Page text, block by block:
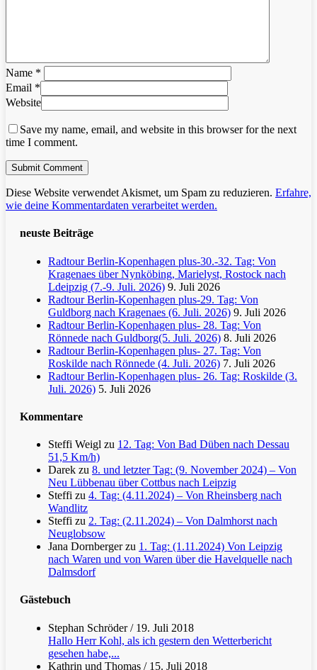
Name *
Email *
Website
Save my name, email, and website in this browser for the next
time I comment.
Diese Website verwendet Akismet, um Spam zu reduzieren. Erfahre,
wie deine Kommentardaten verarbeitet werden.
neuste Beiträge
Radtour Berlin-Kopenhagen plus-30.-32. Tag: Von
Kragenaes über Nynköbing, Marielyst, Rostock nach
Ldeipzig (7.-9. Juli. 2026) 9. Juli 2026
Radtour Berlin-Kopenhagen plus-29. Tag: Von
Guldborg nach Kragenaes (6. Juli. 2026) 9. Juli 2026
Radtour Berlin-Kopenhagen plus- 28. Tag: Von
Rönnede nach Guldborg(5. Juli. 2026) 8. Juli 2026
Radtour Berlin-Kopenhagen plus- 27. Tag: Von
Roskilde nach Rönnede (4. Juli. 2026) 7. Juli 2026
Radtour Berlin-Kopenhagen plus- 26. Tag: Roskilde (3.
Juli. 2026) 5. Juli 2026
Kommentare
Steffi Weigl zu 12. Tag: Von Bad Düben nach Dessau
51,5 Km/h)
Darek zu 8. und letzter Tag: (9. November 2024) – Von
Neu Lübbenau über Cottbus nach Leipzig
Steffi zu 4. Tag: (4.11.2024) – Von Rheinsberg nach
Wandlitz
Steffi zu 2. Tag: (2.11.2024) – Von Dalmhorst nach
Neuglobsow
Jana Dornbergerzu 1. Tag: (1.11.2024) Von Leipzig
nach Waren und von Waren über die Havelquelle nach
Dalmsdorf
Gästebuch
Stephan Schröder/ 19. Juli 2018
Hallo Herr Kohl, als ich gestern den Wetterbericht
gesehen habe,...
Kathrin und Thomas / 15. Juli 2018